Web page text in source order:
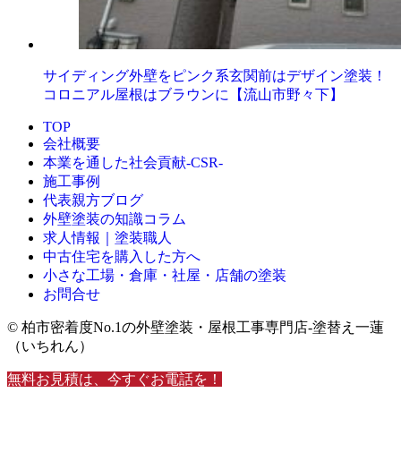
サイディング外壁をピンク系玄関前はデザイン塗装！
コロニアル屋根はブラウンに【流山市野々下】
TOP
会社概要
本業を通した社会貢献-CSR-
施工事例
代表親方ブログ
外壁塗装の知識コラム
求人情報｜塗装職人
中古住宅を購入した方へ
小さな工場・倉庫・社屋・店舗の塗装
お問合せ
© 柏市密着度No.1の外壁塗装・屋根工事専門店-塗替え一蓮
（いちれん）
無料お見積は、今すぐお電話を！